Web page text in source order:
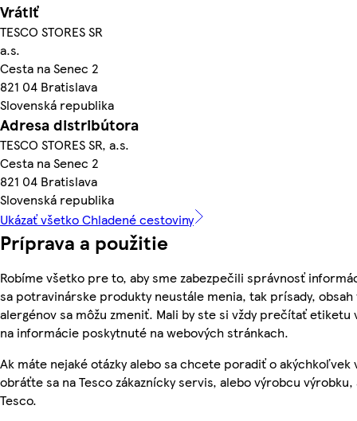
Vrátiť
TESCO STORES SR
a.s.
Cesta na Senec 2
821 04 Bratislava
Slovenská republika
Adresa distribútora
TESCO STORES SR, a.s.
Cesta na Senec 2
821 04 Bratislava
Slovenská republika
Ukázať všetko Chladené cestoviny
Príprava a použitie
Robíme všetko pre to, aby sme zabezpečili správnosť
sa potravinárske produkty neustále menia, tak prísady, obsah
alergénov sa môžu zmeniť. Mali by ste si vždy prečítať etiketu
na informácie poskytnuté na webových stránkach.
Ak máte nejaké otázky alebo sa chcete poradiť o akýchkoľvek
obráťte sa na Tesco zákaznícky servis, alebo výrobcu
Tesco.